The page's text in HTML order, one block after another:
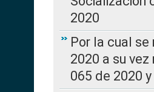
2020
Por la cual se
2020 a su
065 de 2020